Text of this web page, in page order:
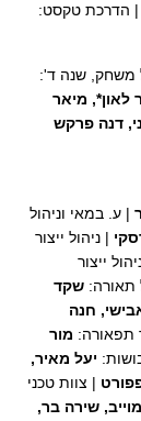
| הדרכת טקסט:
משחק, שנה ד':
לאון*, מיאר
דנה פרקש
| ע. במאי וניהול
| ניהול ייצור
ייצור
תאורה: שקד
חנה
תפאורה: מור
יעל מאיר,
| צוות טכני
שירה בר,